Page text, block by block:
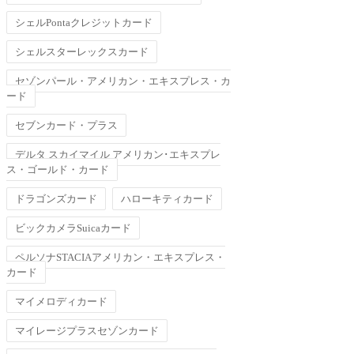
シェルPontaクレジットカード
シェルスターレックスカード
セゾンパール・アメリカン・エキスプレス・カ
ード
セブンカード・プラス
デルタ スカイマイル アメリカン･エキスプレ
ス・ゴールド・カード
ドラゴンズカード ハローキティカード
ビックカメラSuicaカード
ペルソナSTACIAアメリカン・エキスプレス・
カード
マイメロディカード
マイレージプラスセゾンカード